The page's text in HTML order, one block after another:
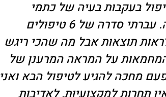
בעקבות בעיה של כתמי
פיגמנטציה. עברתי סדרה של 6 טיפולים
תוצאות אבל מה שהכי ריגש
על המראה המרענן של
מחכה להגיע לטיפול הבא ואני